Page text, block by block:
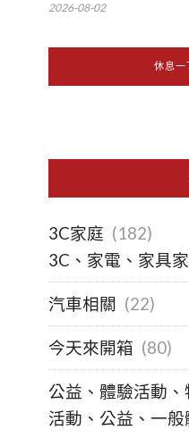
2026-08-02
休息一
3C家庭 (182)
3C、家電、家具
汽車相關 (22)
今天來開箱 (80)
公益、體驗活動、
活動、公益、一般